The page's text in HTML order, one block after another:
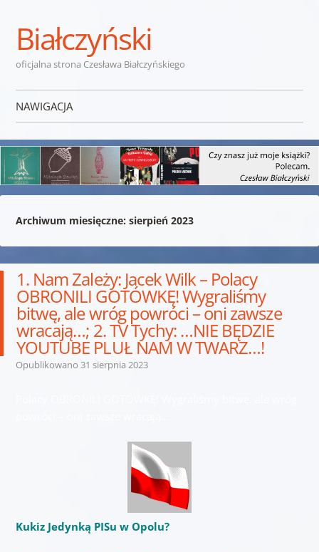
Białczyński
oficjalna strona Czesława Białczyńskiego
NAWIGACJA
Archiwum miesięczne: sierpień 2023
1. Nam Zależy: Jacek Wilk – Polacy
OBRONILI GOTÓWKĘ! Wygraliśmy
bitwę, ale wróg powróci – oni zawsze
wracają…; 2. TV Tychy: …NIE BĘDZIE
YOUTUBE PLUŁ NAM W TWARZ…!
Opublikowano 31 sierpnia 2023
Kukiz Jedynką PISu w Opolu?